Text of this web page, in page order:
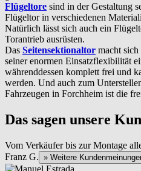
Flügeltore sind in der Gestaltung
Flügeltor in verschiedenen
Natürlich lässt sich auch ein
Torantrieb ausrüsten.
Das Seitensektionaltor macht
seiner enormen Einsatzflexibilität
währenddessen komplett frei und
werden. Und auch zum
Fahrzeugen in Forchheim ist die
Das sagen unsere
Vom Verkäufer bis zur Montage
Franz G. » Weitere